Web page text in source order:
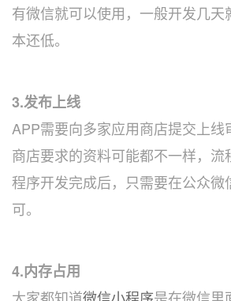
有微信就可以使用，一般开发几天
本还低。
3.发布上线
APP需要向多家应用商店提交上线
商店要求的资料可能都不一样，
程序开发完成后，只需要在公众微
可。
4.内存占用
大家都知道微信小程序是在微信里